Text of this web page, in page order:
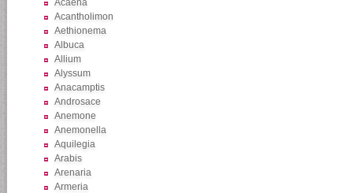
Acaena
Acantholimon
Aethionema
Albuca
Allium
Alyssum
Anacamptis
Androsace
Anemone
Anemonella
Aquilegia
Arabis
Arenaria
Armeria